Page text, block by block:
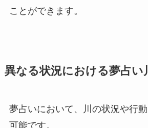
ことができます。
異なる状況における夢占い
夢占いにおいて、川の状況や行
可能です。